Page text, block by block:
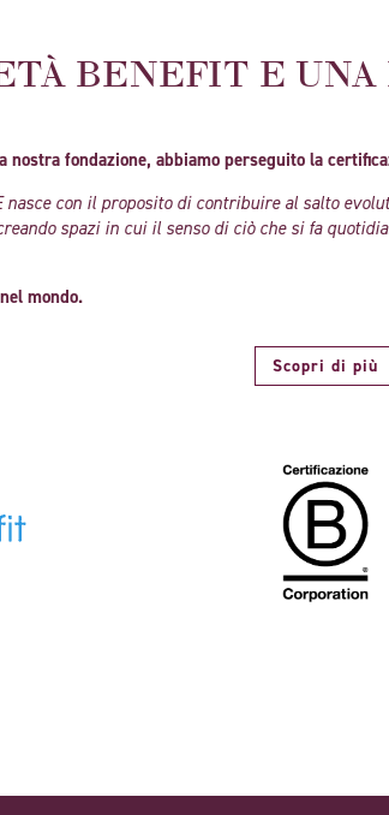
BENEFIT EUNA
nostra fondazione, abbiamo perseguito la
nasce con il proposito di contribuire al salto
spazi in cui il senso di ciò che si fa
mondo.
Scopri di più